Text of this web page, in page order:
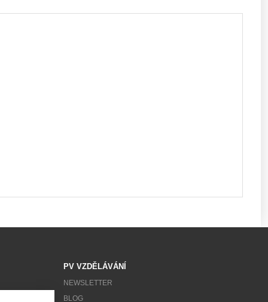
PV VZDĚLÁVÁNÍ
NEWSLETTER
BLOG